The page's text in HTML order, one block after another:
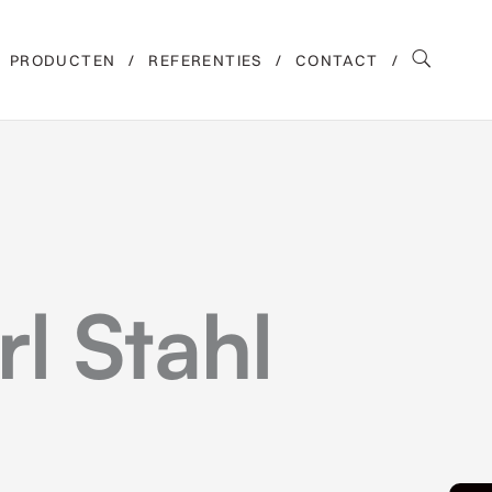
PRODUCTEN REFERENTIES CONTACT
Stahl